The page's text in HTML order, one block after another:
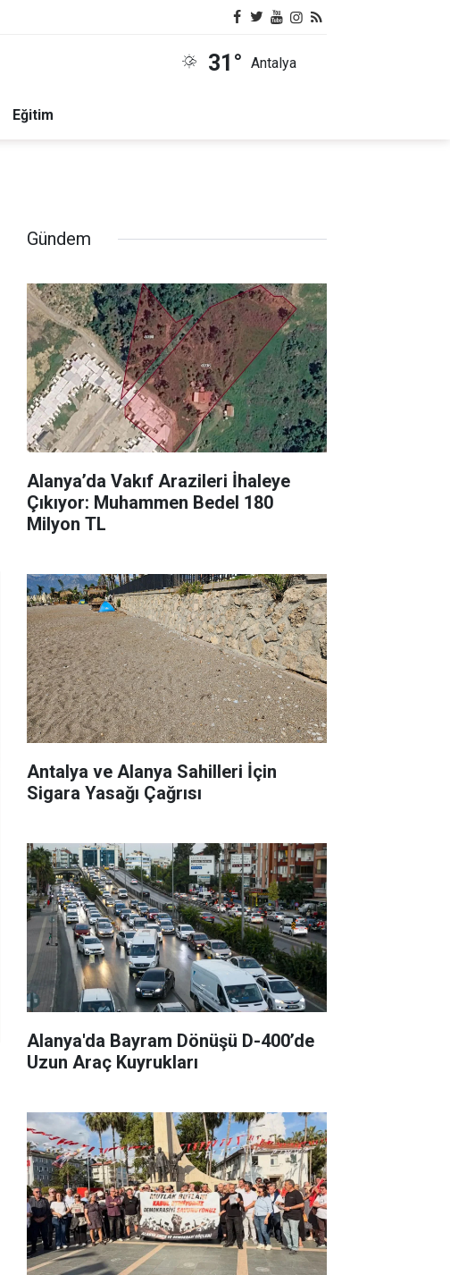
31° Antalya
Eğitim
Gündem
Alanya’da Vakıf Arazileri İhaleye
Çıkıyor: Muhammen Bedel 180
Milyon TL
Antalya ve Alanya Sahilleri İçin
Sigara Yasağı Çağrısı
Alanya'da Bayram Dönüşü D-400’de
Uzun Araç Kuyrukları